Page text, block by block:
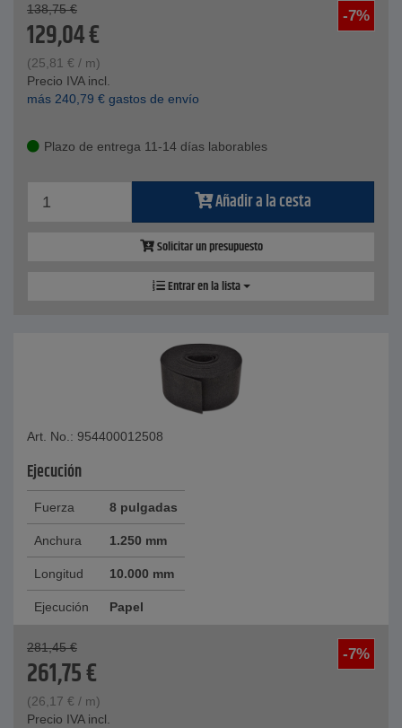
-7%
138,75 €
129,04€
(25,81 € / m)
Precio IVA incl.
más 240,79 € gastos de envío
Plazo de entrega 11-14 días laborables
Añadir a la cesta
Solicitar un presupuesto
Entrar en la lista
Art. No.: 954400012508
Ejecución
Fuerza 8 pulgadas
Anchura 1.250 mm
Longitud 10.000 mm
Ejecución Papel
-7%
281,45 €
261,75€
(26,17 € / m)
Precio IVA incl.